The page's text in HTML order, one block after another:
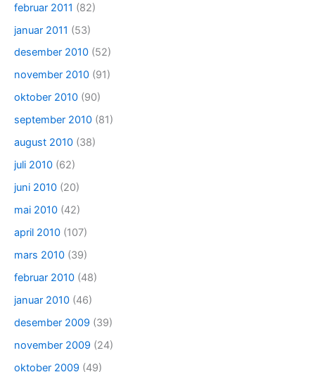
februar 2011 (82)
januar 2011 (53)
desember 2010 (52)
november 2010 (91)
oktober 2010 (90)
september 2010 (81)
august 2010 (38)
juli 2010 (62)
juni 2010 (20)
mai 2010 (42)
april 2010 (107)
mars 2010 (39)
februar 2010 (48)
januar 2010 (46)
desember 2009 (39)
november 2009 (24)
oktober 2009 (49)